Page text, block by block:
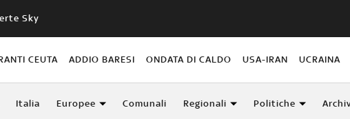
Sky
CEUTA ADDIO BARESI ONDATA DI CALDO USA-IRAN UCRAINA
Italia Europee Comunali Regionali Politiche